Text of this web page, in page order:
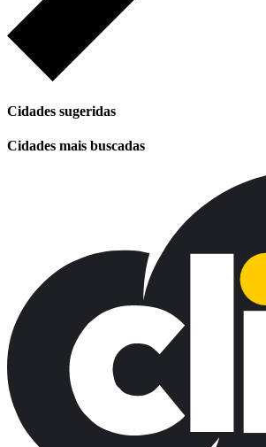
Cidades sugeridas
Cidades mais buscadas